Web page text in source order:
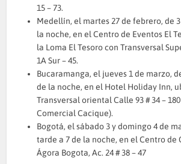
15 – 73.
Medellín, el martes 27 de febrero, de
la noche, en el Centro de Eventos El
la Loma El Tesoro con Transversal
1A Sur – 45.
Bucaramanga, el jueves 1 de marzo,
de la noche, en el Hotel Holiday Inn,
Transversal oriental Calle 93 # 34 –
Comercial Cacique).
Bogotá, el sábado 3 y domingo 4 de
tarde a 7 de la noche, en el Centro de
Ágora Bogota, Ac. 24 # 38 – 47